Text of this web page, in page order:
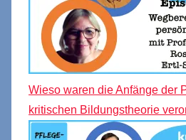
Wieso waren die Anfänge der
kritischen Bildungstheorie